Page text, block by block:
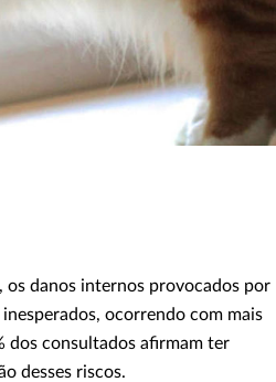
os danos internos provocados por
ocorrendo com mais
dos consultados afirmam ter
desses riscos.